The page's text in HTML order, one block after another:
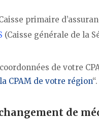
primaire
(Caisse générale de la
de votre
CPAM de votre région“.
de